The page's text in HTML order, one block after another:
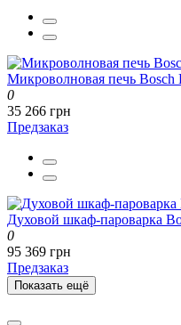
Микроволновая печь Bosch
0
35 266 грн
Предзаказ
Духовой шкаф-пароварка
0
95 369 грн
Предзаказ
Показать ещё